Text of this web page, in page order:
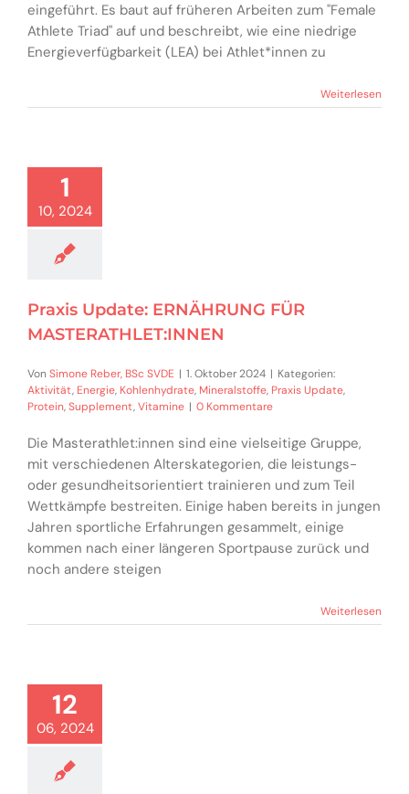
eingeführt. Es baut auf früheren Arbeiten zum "Female
Athlete Triad" auf und beschreibt, wie eine niedrige
Energieverfügbarkeit (LEA) bei Athlet*innen zu
Weiterlesen
1
10, 2024
Praxis Update: ERNÄHRUNG FÜR
MASTERATHLET:INNEN
Von Simone Reber, BSc SVDE | 1. Oktober 2024 | Kategorien:
Aktivität, Energie, Kohlenhydrate, Mineralstoffe, Praxis Update,
Protein,Supplement,Vitamine | 0 Kommentare
Die Masterathlet:innen sind eine vielseitige Gruppe,
mit verschiedenen Alterskategorien, die leistungs-
oder gesundheitsorientiert trainieren und zum Teil
Wettkämpfe bestreiten. Einige haben bereits in jungen
Jahren sportliche Erfahrungen gesammelt, einige
kommen nach einer längeren Sportpause zurück und
noch andere steigen
Weiterlesen
12
06, 2024